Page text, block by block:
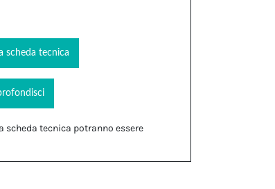
scheda tecnica
tecnica potranno essere